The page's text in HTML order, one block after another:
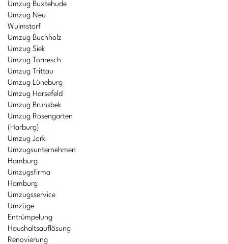
Umzug Buxtehude
Umzug Neu
Wulmstorf
Umzug Buchholz
Umzug Siek
Umzug Tornesch
Umzug Trittau
Umzug Lüneburg
Umzug Harsefeld
Umzug Brunsbek
Umzug Rosengarten
(Harburg)
Umzug Jork
Umzugsunternehmen
Hamburg
Umzugsfirma
Hamburg
Umzugsservice
Umzüge
Entrümpelung
Haushaltsauflösung
Renovierung